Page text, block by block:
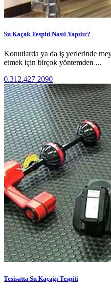
Su Kaçak Tespiti Nasıl Yapılır?
Konutlarda ya da iş yerlerinde
etmek için birçok yöntemden ...
0.312.427 2090
Tesisatta Su Kaçağı Tespiti